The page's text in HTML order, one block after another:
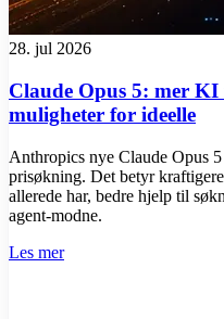
28. jul 2026
Claude Opus 5: mer KI
muligheter for ideelle
Anthropics nye Claude Opus
prisøkning. Det betyr
allerede har, bedre hjelp til
agent-modne.
Les mer